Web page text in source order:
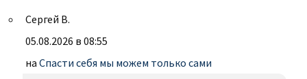
Сергей В.
05.08.2026 в 08:55
на Спасти себя мы можем только сами